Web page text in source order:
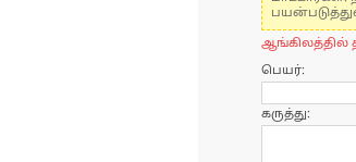
ஆங்கிலத்தில்
பெயர்:
கருத்து: